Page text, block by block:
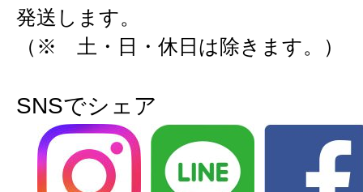
発送します。
（※ 土・日・休日は除きます。）
SNSでシェア